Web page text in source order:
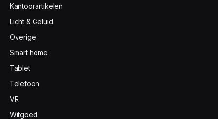
Kantoorartikelen
Licht & Geluid
Overige
Smart home
Tablet
Telefoon
VR
Witgoed